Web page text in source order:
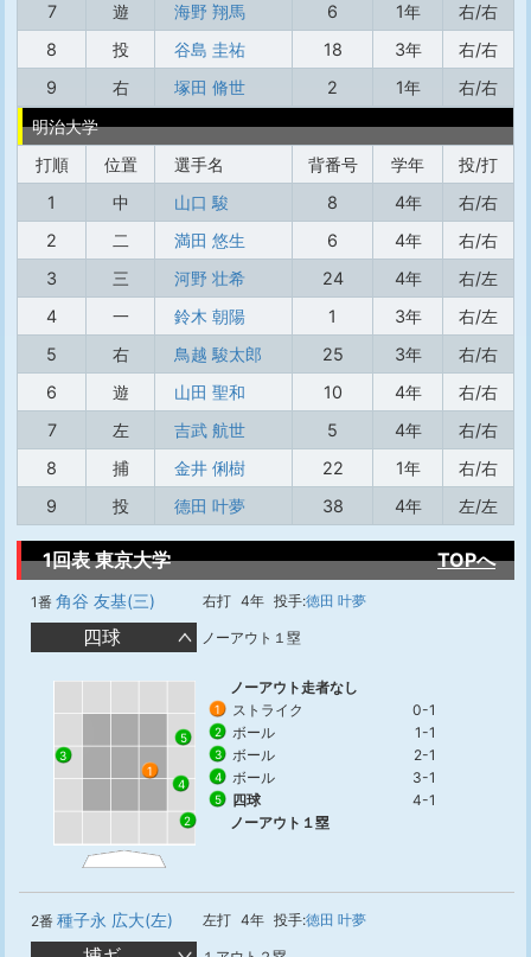
7
遊 海野 翔馬 6 1年
右/右
8
投 谷島 圭祐 18 3年
右/右
9
右 塚田 脩世 2 1年
右/右
明治大学
打順
位置 選手名 背番号 学年
投/打
1
中 山口 駿 8 4年
右/右
2
二 満田 悠生 6 4年
右/右
3
三 河野 壮希 24 4年
右/左
4
一 鈴木 朝陽 1 3年
右/左
5
右 鳥越 駿太郎 25 3年
右/右
6
遊 山田 聖和 10 4年
右/右
7
左 吉武 航世 5 4年
右/右
8
捕 金井 俐樹 22 1年
右/右
9
投 德田 叶夢 38 4年 左/左
1回表 東京大学 TOPへ
1番 角谷 友基(三) 右打 4年 投手:徳田 叶夢
四球 ノーアウト１塁
1
2
3
4
5
ノーアウト走者なし
1 ストライク 0-1
2 ボール 1-1
3 ボール 2-1
4 ボール 3-1
5 四球
4-1
ノーアウト１塁
2番 種子永 広大(左) 左打 4年 投手:徳田 叶夢